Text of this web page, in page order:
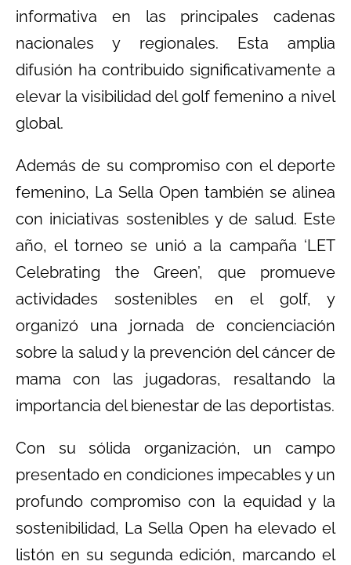
informativa en las principales cadenas
nacionales y regionales. Esta amplia
difusión ha contribuido significativamente a
elevar la visibilidad del golf femenino a nivel
global.
Además de su compromiso con el deporte
femenino, La Sella Open también se alinea
con iniciativas sostenibles y de salud. Este
año, el torneo se unió a la campaña ‘LET
Celebrating the Green’, que promueve
actividades sostenibles en el golf, y
organizó una jornada de concienciación
sobre la salud y la prevención del cáncer de
mama con las jugadoras, resaltando la
importancia del bienestar de las deportistas.
Con su sólida organización, un campo
presentado en condiciones impecables y un
profundo compromiso con la equidad y la
sostenibilidad, La Sella Open ha elevado el
listón en su segunda edición, marcando el